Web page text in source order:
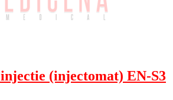
(injectomat) EN-S3